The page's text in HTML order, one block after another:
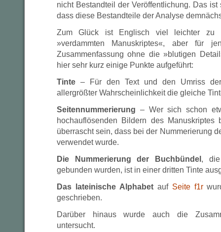
nicht Bestandteil der Veröffentlichung. Das
dass diese Bestandteile der Analyse
Zum Glück ist Englisch viel leichter zu
»verdammten Manuskriptes«, aber für
Zusammenfassung ohne die »blutigen
hier sehr kurz einige Punkte aufgeführt:
Tinte – Für den Text und den Umriss
allergrößter Wahrscheinlichkeit die gleiche
Seitennummerierung – Wer sich schon
hochauflösenden Bildern des Manuskriptes
überrascht sein, dass bei der Nummerierung
verwendet wurde.
Die Nummerierung der Buchbündel , die
gebunden wurden, ist in einer dritten Tinte
Das lateinische Alphabetauf Seite f1r
geschrieben.
Darüber hinaus wurde auch die
untersucht.